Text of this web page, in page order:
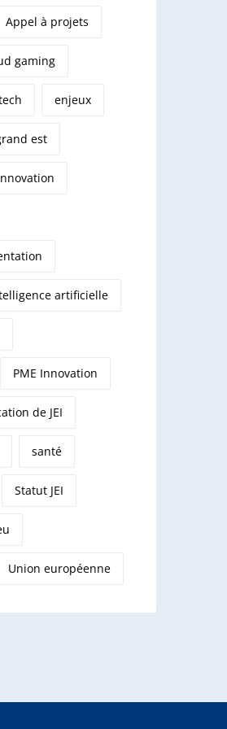
Appel à projets
gaming
enjeux
est
artificielle
PME Innovation
de JEI
santé
Statut JEI
Union européenne